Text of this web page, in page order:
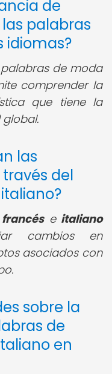
de
palabras
idiomas?
de moda
comprender la
que tiene la
las
del
francése italiano
cambios en
asociados con
sobre la
de
en